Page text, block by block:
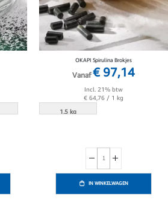
OKAPI Spirulina Brokjes
Vanaf € 97,14
Incl. 21% btw
€ 64,76 / 1 kg
1.5 kg
IN WINKELWAGEN